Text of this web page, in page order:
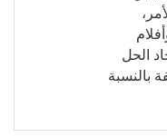
الحل
بالنسبة